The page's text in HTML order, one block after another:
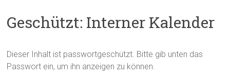
Geschützt: Interner Kalender
Dieser Inhalt ist passwortgeschützt. Bitte gib unten das
Passwort ein, um ihn anzeigen zu können.